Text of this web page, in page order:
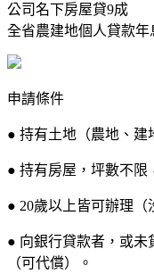
公司名下房屋貸9成
全省農建地個人貸款年
申請條件
● 持有土地（農地、建
● 持有房屋，坪數不限
● 20歲以上皆可辦理（
● 向銀行貸款者，或未
（可代償）。